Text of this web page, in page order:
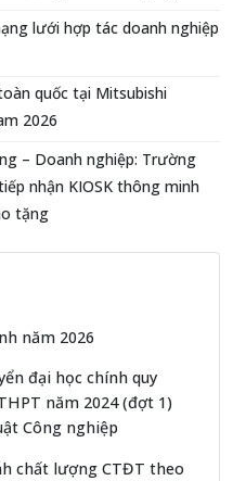
lưới hợp tác doanh nghiệp
quốc tại Mitsubishi
2026
– Doanh nghiệp: Trường
nhận KIOSK thông minh
tặng
năm 2026
đại học chính quy
năm 2024 (đợt 1)
Công nghiệp
chất lượng CTĐT theo